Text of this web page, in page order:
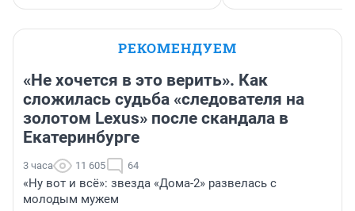
РЕКОМЕНДУЕМ
«Не хочется в это верить». Как
сложилась судьба «следователя на
золотом Lexus» после скандала в
Екатеринбурге
3 часа 11 605 64
«Ну вот и всё»: звезда «Дома-2» развелась с
молодым мужем